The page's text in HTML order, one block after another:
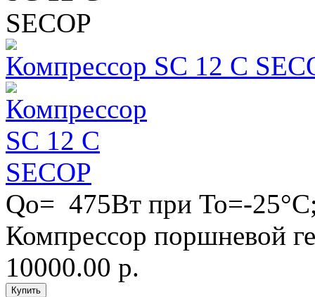
Компрессор SC 12 C
Qo= 475Вт при То=-
Компрессор поршневой
10000.00 р.